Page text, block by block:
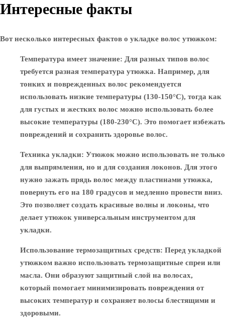
Интересные факты
Вот несколько интересных фактов о укладке волос утюжком:
Температура имеет значение: Для разных типов волос
требуется разная температура утюжка. Например, для
тонких и поврежденных волос рекомендуется
использовать низкие температуры (130-150°C), тогда как
для густых и жестких волос можно использовать более
высокие температуры (180-230°C). Это помогает избежать
повреждений и сохранить здоровье волос.
Техника укладки: Утюжок можно использовать не только
для выпрямления, но и для создания локонов. Для этого
нужно зажать прядь волос между пластинами утюжка,
повернуть его на 180 градусов и медленно провести вниз.
Это позволяет создать красивые волны и локоны, что
делает утюжок универсальным инструментом для
укладки.
Использование термозащитных средств: Перед укладкой
утюжком важно использовать термозащитные спреи или
масла. Они образуют защитный слой на волосах,
который помогает минимизировать повреждения от
высоких температур и сохраняет волосы блестящими и
здоровыми.